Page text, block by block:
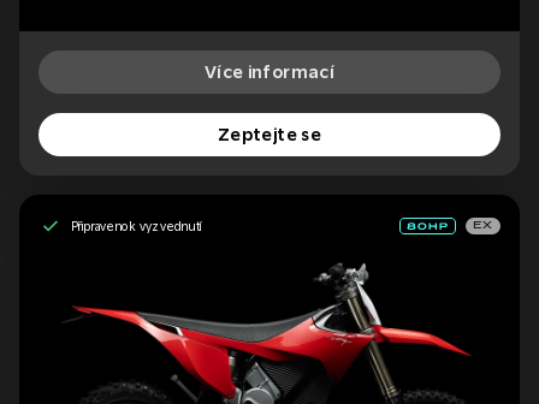
Více informací
Zeptejte se
Připraveno k vyzvednutí EX